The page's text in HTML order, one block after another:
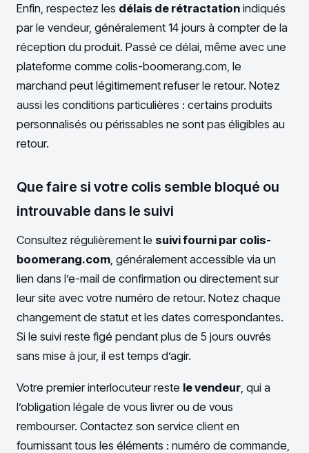
Enfin, respectez les délais de rétractation indiqués
par le vendeur, généralement 14 jours à compter de la
réception du produit. Passé ce délai, même avec une
plateforme comme colis-boomerang.com, le
marchand peut légitimement refuser le retour. Notez
aussi les conditions particulières : certains produits
personnalisés ou périssables ne sont pas éligibles au
retour.
Que faire si votre colis semble bloqué ou
introuvable dans le suivi
Consultez régulièrement le suivi fourni par colis-
boomerang.com , généralement accessible via un
lien dans l’e-mail de confirmation ou directement sur
leur site avec votre numéro de retour. Notez chaque
changement de statut et les dates correspondantes.
Si le suivi reste figé pendant plus de 5 jours ouvrés
sans mise à jour, il est temps d’agir.
Votre premier interlocuteur reste le vendeur , qui a
l’obligation légale de vous livrer ou de vous
rembourser. Contactez son service client en
fournissant tous les éléments : numéro de commande,